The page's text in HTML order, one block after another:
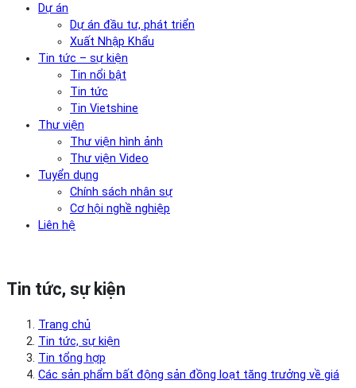
Dự án
Dự án đầu tư, phát triển
Xuất Nhập Khẩu
Tin tức – sự kiện
Tin nổi bật
Tin tức
Tin Vietshine
Thư viện
Thư viện hình ảnh
Thư viện Video
Tuyển dụng
Chính sách nhân sự
Cơ hội nghề nghiệp
Liên hệ
Tin tức, sự kiện
Trang chủ
Tin tức, sự kiện
Tin tổng hợp
Các sản phẩm bất động sản đồng loạt tăng trưởng về giá